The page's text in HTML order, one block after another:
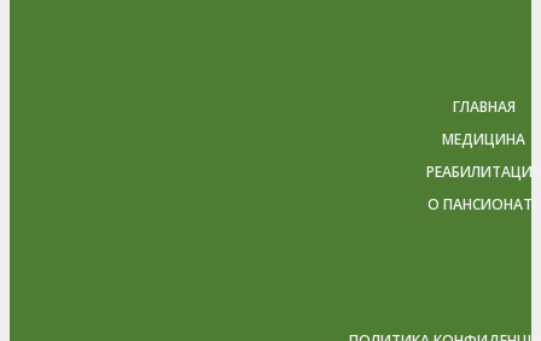
ГЛАВНАЯ
МЕДИЦИНА
РЕАБИЛИТАЦИЯ
О ПАНСИОНАТЕ